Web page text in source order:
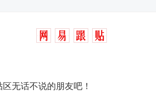
无话不说的朋友吧！